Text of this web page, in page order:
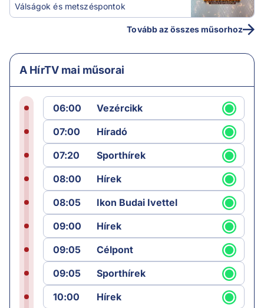
Válságok és metszéspontok
Tovább az összes műsorhoz
A HírTV mai műsorai
06:00
Vezércikk
07:00
Híradó
07:20
Sporthírek
08:00
Hírek
08:05
Ikon Budai Ivettel
09:00
Hírek
09:05
Célpont
09:05
Sporthírek
10:00
Hírek